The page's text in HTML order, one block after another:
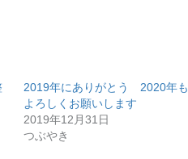
2019年にありがとう 2020年も
よろしくお願いします
2019年12月31日
つぶやき